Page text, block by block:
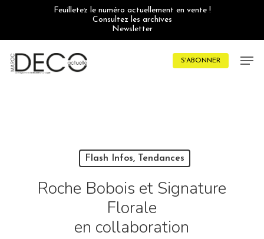
Feuilletez le numéro actuellement en vente !
Consultez les archives
Newsletter
S'ABONNER
Flash Infos, Tendances
Roche Bobois et Signature
Florale
en collaboration